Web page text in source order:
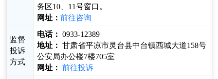
务区10、11号窗口。
网址：前往咨询
监督
投诉
方式
电话： 0933-12389
地址： 甘肃省平凉市灵台县中台镇西城大道158号
公安局办公楼7楼705室
网址：
前往投诉